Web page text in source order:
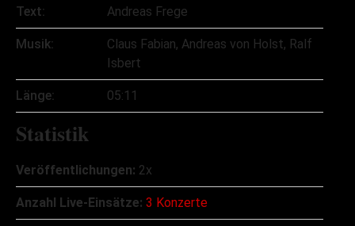
Text: Andreas Frege
Musik:
Claus Fabian, Andreas von Holst, Ralf
Isbert
Länge: 05:11
Statistik
Veröffentlichungen: 2x
Anzahl Live-Einsätze: 3 Konzerte